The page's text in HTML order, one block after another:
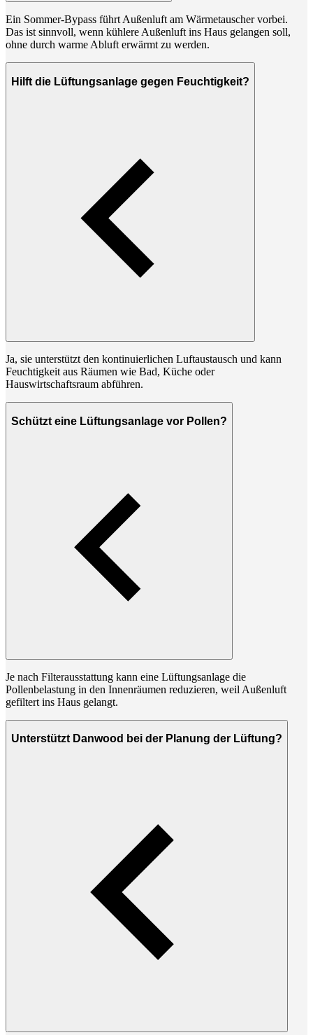
Ein Sommer-Bypass führt Außenluft am Wärmetauscher vorbei.
Das ist sinnvoll, wenn kühlere Außenluft ins Haus gelangen soll,
ohne durch warme Abluft erwärmt zu werden.
Hilft die Lüftungsanlage gegen Feuchtigkeit?
Ja, sie unterstützt den kontinuierlichen Luftaustausch und kann
Feuchtigkeit aus Räumen wie Bad, Küche oder
Hauswirtschaftsraum abführen.
Schützt eine Lüftungsanlage vor Pollen?
Je nach Filterausstattung kann eine Lüftungsanlage die
Pollenbelastung in den Innenräumen reduzieren, weil Außenluft
gefiltert ins Haus gelangt.
Unterstützt Danwood bei der Planung der Lüftung?